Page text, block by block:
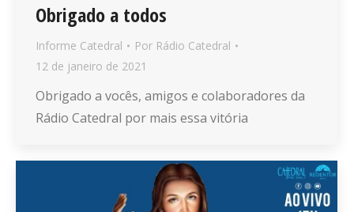
Obrigado a todos
Informe Catedral Por Rádio Catedral
12 de janeiro de 2021
Obrigado a vocês, amigos e colaboradores da
Rádio Catedral por mais essa vitória